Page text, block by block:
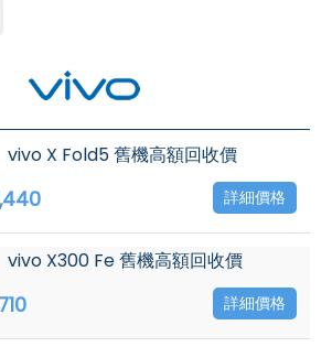
vivo X Fold5 舊機高額回收價
詳細價格
vivo X300 Fe 舊機高額回收價
詳細價格